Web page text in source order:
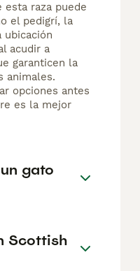
esta raza puede
el pedigrí, la
ubicación
acudir a
garanticen la
animales.
opciones antes
es la mejor
gato
Scottish